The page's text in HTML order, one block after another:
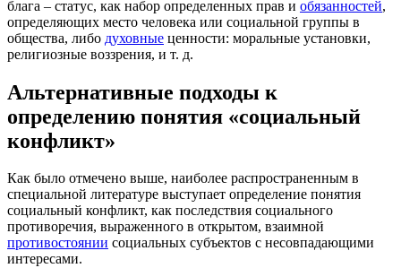
блага – статус, как набор определенных прав и обязанностей,
определяющих место человека или социальной группы в
общества, либо духовные ценности: моральные установки,
религиозные воззрения, и т. д.
Альтернативные подходы к
определению понятия «социальный
конфликт»
Как было отмечено выше, наиболее распространенным в
специальной литературе выступает определение понятия
социальный конфликт, как последствия социального
противоречия, выраженного в открытом, взаимной
противостоянии социальных субъектов с несовпадающими
интересами.